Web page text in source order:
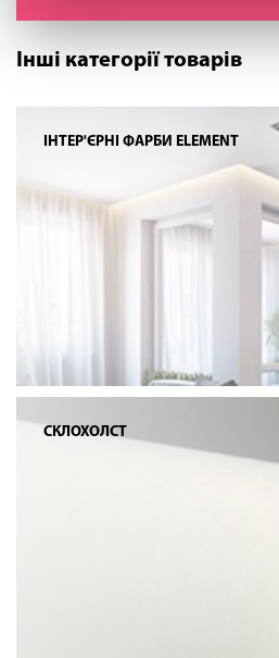
Інші категорії товарів
ІНТЕР'ЄРНІ ФАРБИ ELEMENT
СКЛОХОЛСТ